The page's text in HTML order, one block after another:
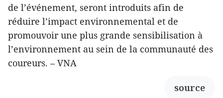
de l’événement, seront introduits afin de
réduire l’impact environnemental et de
promouvoir une plus grande sensibilisation à
l’environnement au sein de la communauté des
coureurs. – VNA
source